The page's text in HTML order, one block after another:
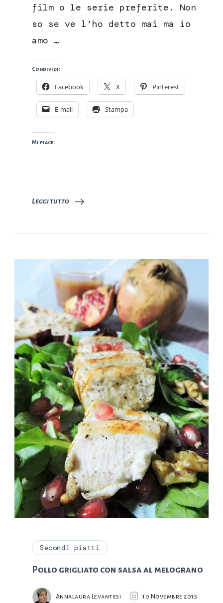
film o le serie preferite. Non
so se ve l’ho detto mai ma io
amo …
Condividi:
Facebook X Pinterest
E-mail Stampa
Mi piace:
Leggi tutto
Secondi piatti
Pollo grigliato con salsa al melograno
Annalaura Levantesi 10 Novembre 2015